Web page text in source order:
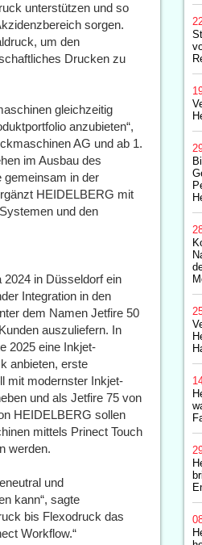
unterstützen und so
sorgen.
um den
Drucken zu
gleichzeitig
anzubieten“,
AG und ab 1.
im Ausbau des
gemeinsam in der
HEIDELBERG mit
und den
in Düsseldorf ein
Integration in den
dem Namen Jetfire 50
auszuliefern. In
2025 eine Inkjet-
anbieten, erste
mit modernster Inkjet-
und als Jetfire 75 von
HEIDELBERG sollen
mittels Prinect Touch
werden.
und
kann“, sagte
bis Flexodruck das
Workflow.“